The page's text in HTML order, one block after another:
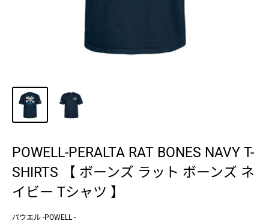
POWELL-PERALTA RAT BONES NAVY T-
SHIRTS 【 ボーンズ ラット ボーンズ ネ
イビー Tシャツ 】
パウエル -POWELL -